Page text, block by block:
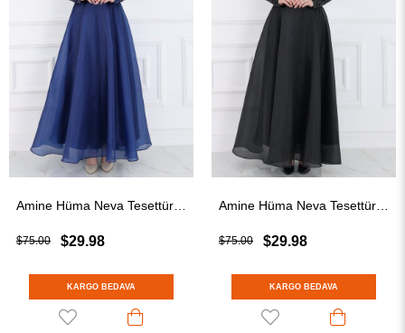
$29.98
$75.00
KARGO BEDAVA
$29.98
$75.00
KARGO BEDAVA